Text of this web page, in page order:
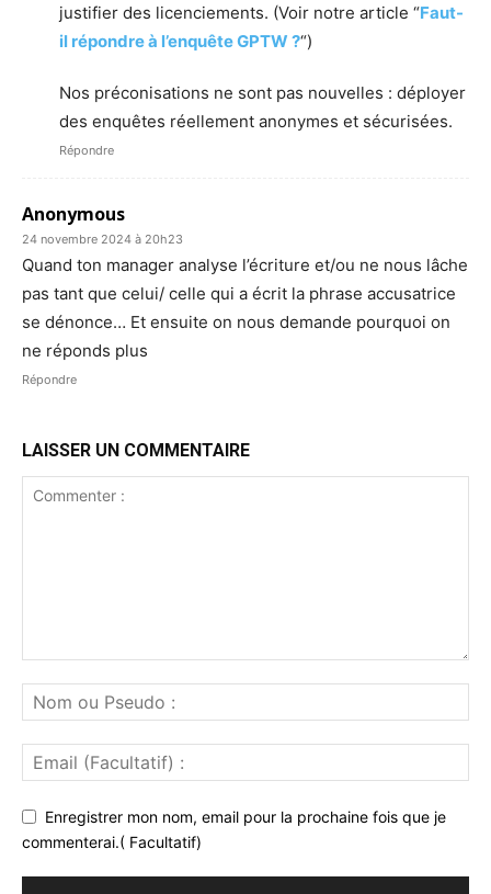
justifier des licenciements. (Voir notre article “Faut-
il répondre à l’enquête GPTW ?“)
Nos préconisations ne sont pas nouvelles : déployer
des enquêtes réellement anonymes et sécurisées.
Répondre
Anonymous
24 novembre 2024 à 20h23
Quand ton manager analyse l’écriture et/ou ne nous lâche
pas tant que celui/ celle qui a écrit la phrase accusatrice
se dénonce… Et ensuite on nous demande pourquoi on
ne réponds plus
Répondre
LAISSER UN COMMENTAIRE
Enregistrer mon nom, email pour la prochaine fois que je
commenterai.( Facultatif)